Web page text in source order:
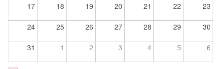
17 18 19 20 21 22 23
24 25 26 27 28 29 30
31 1 2 3 4 5 6